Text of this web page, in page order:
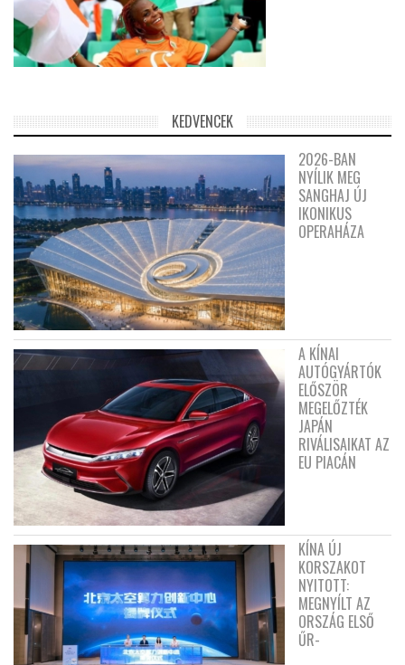
KEDVENCEK
2026-BAN
NYÍLIK MEG
SANGHAJ ÚJ
IKONIKUS
OPERAHÁZA
A KÍNAI
AUTÓGYÁRTÓK
ELŐSZÖR
MEGELŐZTÉK
JAPÁN
RIVÁLISAIKAT AZ
EU PIACÁN
KÍNA ÚJ
KORSZAKOT
NYITOTT:
MEGNYÍLT AZ
ORSZÁG ELSŐ
ŰR-